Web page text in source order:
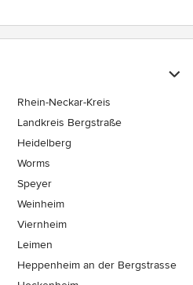
Rhein-Neckar-Kreis
Landkreis Bergstraße
Heidelberg
Worms
Speyer
Weinheim
Viernheim
Leimen
Heppenheim an der Bergstrasse